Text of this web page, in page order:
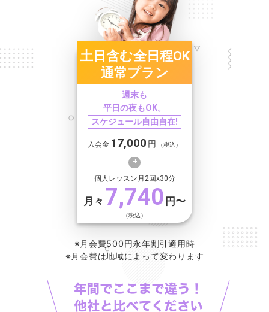
土日含む全日程OK
通常プラン
週末も
平日の夜もOK。
スケジュール自由自在!
入会金 17,000 円 （税込）
個人レッスン月2回x30分
月々 7,740 円〜
（税込）
※月会費500円永年割引適用時
※月会費は地域によって変わります